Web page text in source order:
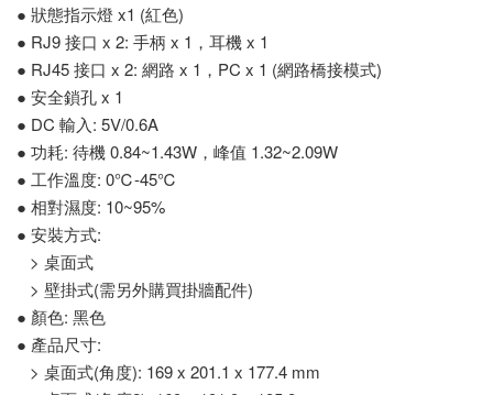
● 狀態指示燈 x1 (紅色)
● RJ9 接口 x 2: 手柄 x 1，耳機 x 1
● RJ45 接口 x 2: 網路 x 1，PC x 1 (網路橋接模式)
● 安全鎖孔 x 1
● DC 輸入: 5V/0.6A
● 功耗: 待機 0.84~1.43W，峰值 1.32~2.09W
● 工作溫度: 0℃-45℃
● 相對濕度: 10~95%
● 安裝方式:
> 桌面式
> 壁掛式(需另外購買掛牆配件)
● 顏色: 黑色
● 產品尺寸:
> 桌面式(角度): 169 x 201.1 x 177.4 mm